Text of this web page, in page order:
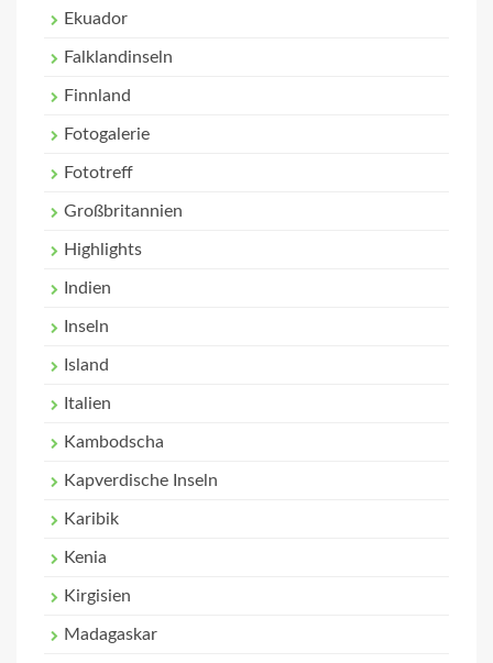
Ekuador
Falklandinseln
Finnland
Fotogalerie
Fototreff
Großbritannien
Highlights
Indien
Inseln
Island
Italien
Kambodscha
Kapverdische Inseln
Karibik
Kenia
Kirgisien
Madagaskar